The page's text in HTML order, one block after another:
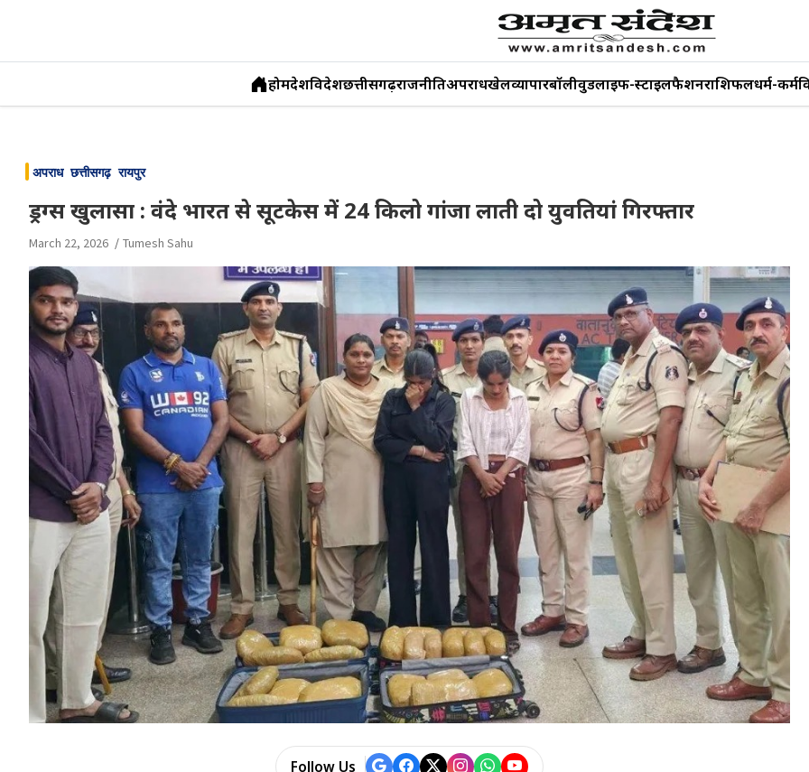
content
होमदेशविदेशछत्तीसगढ़राजनीतिअपराधखेलव्यापारबॉलीवुडलाइफ-स्टाइलफैशनराशिफलधर्म-कर्म
अपराध छत्तीसगढ़ रायपुर
ड्रग्स खुलासा : वंदे भारत से सूटकेस में 24 किलो गांजा लाती दो युवतियां गिरफ्तार
March 22, 2026 Tumesh Sahu
Follow Us